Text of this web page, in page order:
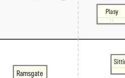
Plasy
Ramsgate